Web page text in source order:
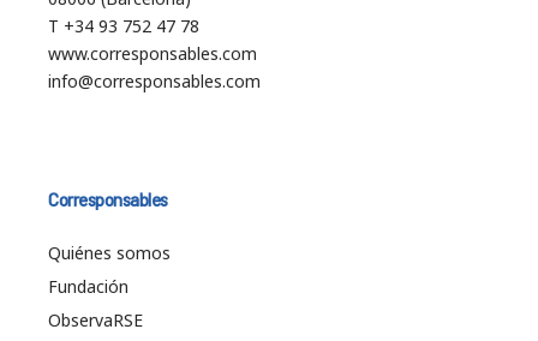
T +34 93 752 47 78
www.corresponsables.com
info@corresponsables.com
Corresponsables
Quiénes somos
Fundación
ObservaRSE